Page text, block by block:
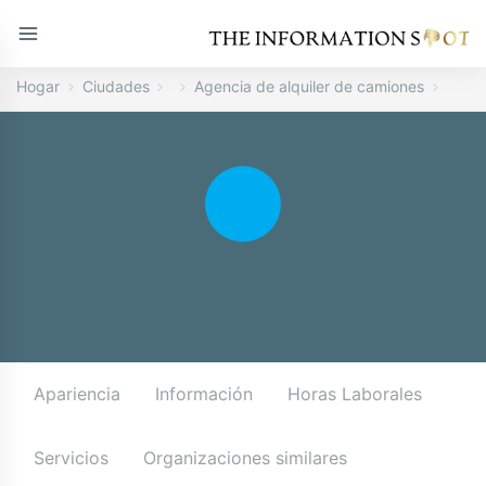
Hogar Ciudades Agencia de alquiler de camiones
Apariencia Información Horas Laborales
Servicios Organizaciones similares